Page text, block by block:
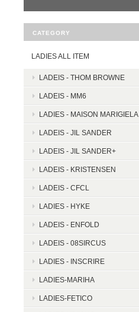
CATEGORY
LADIES ALL ITEM
LADEIS - THOM BROWNE
LADEIS - MM6
LADIES - MAISON MARIGIELA
LADEIS - JIL SANDER
LADEIS - JIL SANDER+
LADEIS - KRISTENSEN
LADEIS - CFCL
LADIES - HYKE
LADEIS - ENFOLD
LADEIS - 08SIRCUS
LADIES - INSCRIRE
LADIES-MARIHA
LADIES-FETICO